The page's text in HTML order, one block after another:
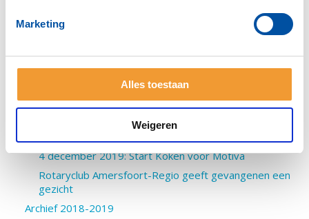
Marketing
Alles toestaan
Weigeren
Opbrengst Wijnactie voorjaar 2020 ruim € 1.321!
AD/AC 10 juni 2020: Eieractie Rotaryclubs brengt ruim
Kamp Amersfoort geeft gevangenen een gezicht
Sponsors Kerstlichtjes 2019 bedankt!
Najaarsactie ‘Wijn voor Water’ 2019 brengt bijna
4 december 2019: Start Koken voor Motiva
Rotaryclub Amersfoort-Regio geeft gevangenen een
gezicht
Archief 2018-2019